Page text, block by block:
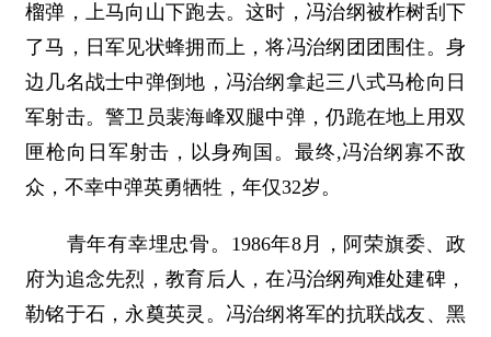
榴弹，上马向山下跑去。这时，冯治纲被柞树刮下
了马，日军见状蜂拥而上，将冯治纲团团围住。身
边几名战士中弹倒地，冯治纲拿起三八式马枪向日
军射击。警卫员裴海峰双腿中弹，仍跪在地上用双
匣枪向日军射击，以身殉国。最终,冯治纲寡不敌
众，不幸中弹英勇牺牲，年仅32岁。
青年有幸埋忠骨。1986年8月，阿荣旗委、政
府为追念先烈，教育后人，在冯治纲殉难处建碑，
勒铭于石，永奠英灵。冯治纲将军的抗联战友、黑